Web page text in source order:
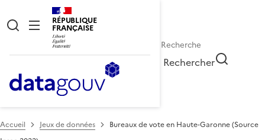
RÉPUBLIQUE
FRANÇAISE
Rechercher
Accueil Jeux de données
Bureaux de vote en Haute-Garonne (Source